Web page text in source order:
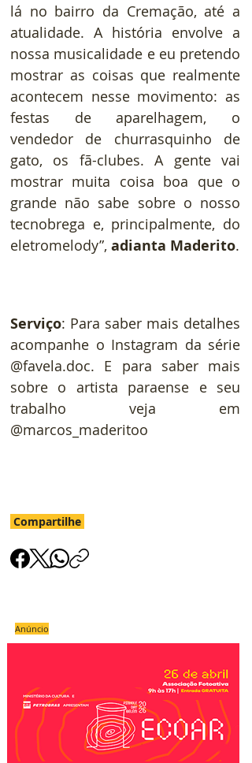
lá no bairro da Cremação, até a
atualidade. A história envolve a
nossa musicalidade e eu pretendo
mostrar as coisas que realmente
acontecem nesse movimento: as
festas de aparelhagem, o
vendedor de churrasquinho de
gato, os fã-clubes. A gente vai
mostrar muita coisa boa que o
grande não sabe sobre o nosso
tecnobrega e, principalmente, do
eletromelody”, adianta Maderito.
Serviço: Para saber mais detalhes
acompanhe o Instagram da série
@favela.doc. E para saber mais
sobre o artista paraense e seu
trabalho veja em
@marcos_maderitoo
Compartilhe
Anúncio